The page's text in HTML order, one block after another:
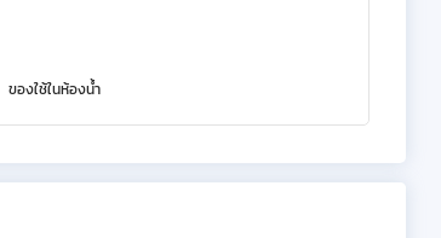
ของใช้ในห้องน้ำ